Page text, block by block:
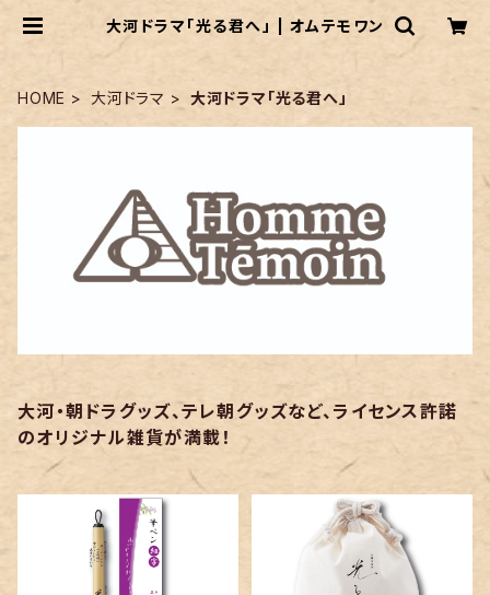
大河ドラマ「光る君へ」 | オムテモワン
HOME 大河ドラマ 大河ドラマ「光る君へ」
大河・朝ドラグッズ、テレ朝グッズなど、ライセンス許諾
のオリジナル雑貨が満載！